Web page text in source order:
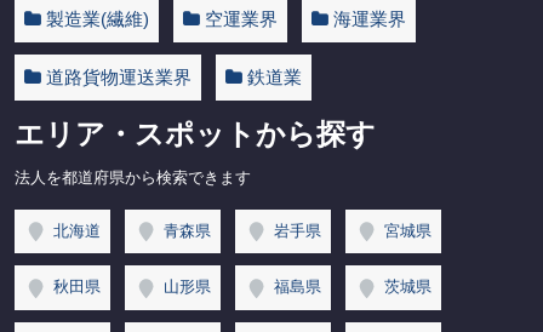
製造業(繊維) 空運業界 海運業界
道路貨物運送業界 鉄道業
エリア・スポットから探す
法人を都道府県から検索できます
北海道 青森県 岩手県 宮城県
秋田県 山形県 福島県 茨城県